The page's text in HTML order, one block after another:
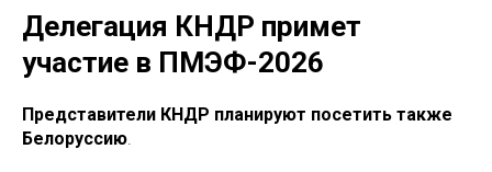
Делегация КНДР примет
участие в ПМЭФ-2026
Представители КНДР планируют посетить также
Белоруссию